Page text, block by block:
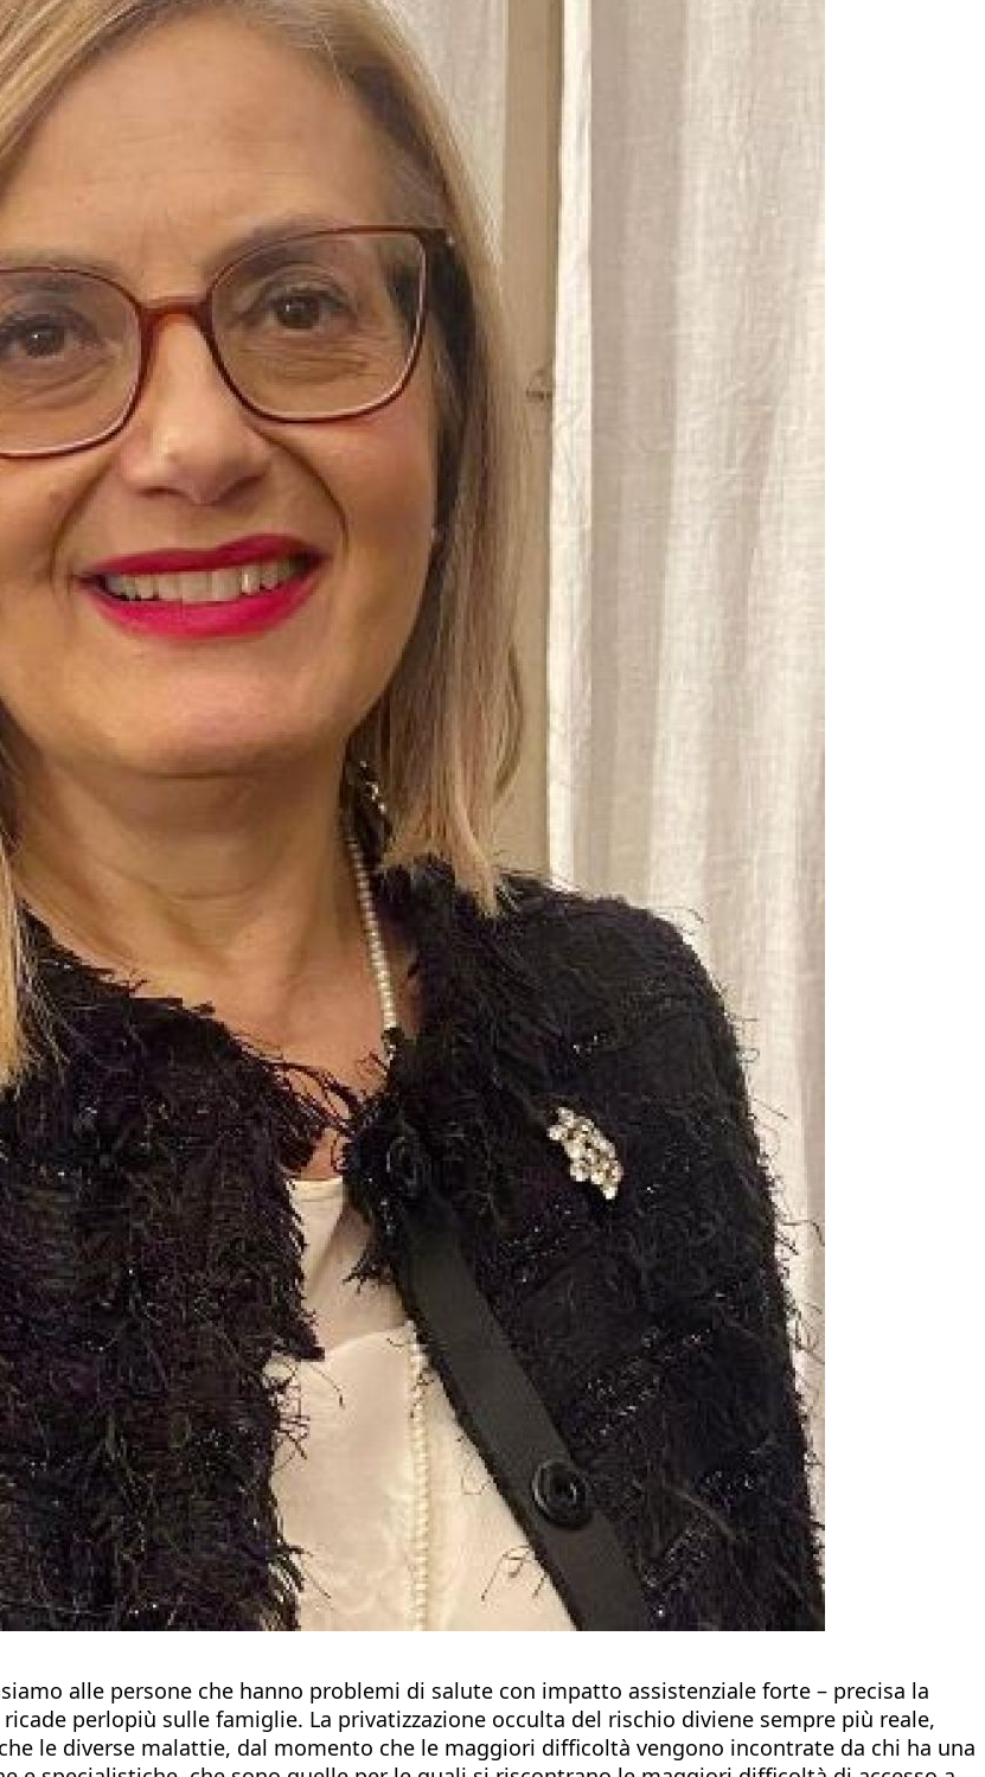
alle persone che hanno problemi di salute con impatto assistenziale forte – precisa la
perlopiù sulle famiglie. La privatizzazione occulta del rischio diviene sempre più reale,
le diverse malattie, dal momento che le maggiori difficoltà vengono incontrate da chi ha una